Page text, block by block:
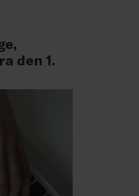
den 1.